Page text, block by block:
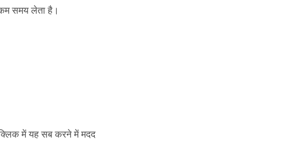
समय लेता है।
में यह सब करने में मदद